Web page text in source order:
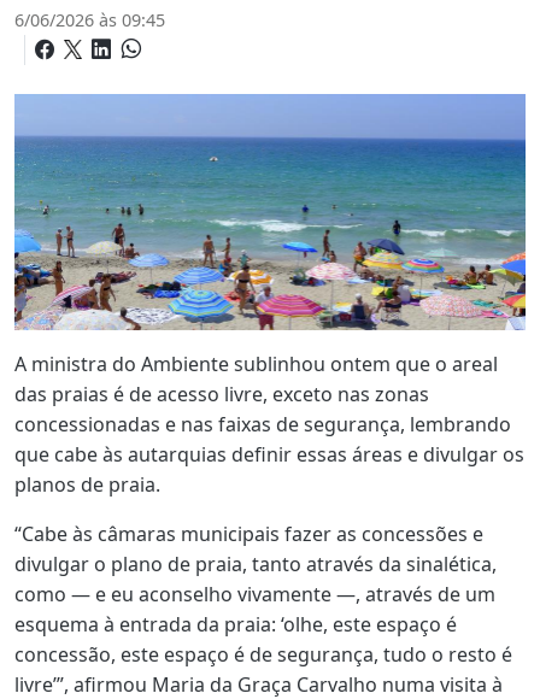
6/06/2026 às 09:45
A ministra do Ambiente sublinhou ontem que o areal
das praias é de acesso livre, exceto nas zonas
concessionadas e nas faixas de segurança, lembrando
que cabe às autarquias definir essas áreas e divulgar os
planos de praia.
“Cabe às câmaras municipais fazer as concessões e
divulgar o plano de praia, tanto através da sinalética,
como — e eu aconselho vivamente —, através de um
esquema à entrada da praia: ‘olhe, este espaço é
concessão, este espaço é de segurança, tudo o resto é
livre’”, afirmou Maria da Graça Carvalho numa visita à